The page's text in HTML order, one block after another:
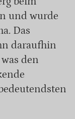
und wurde
Das
daraufhin
den